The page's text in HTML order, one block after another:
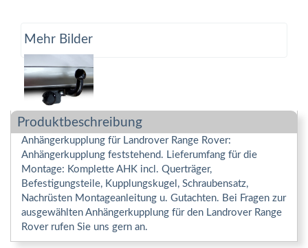
Mehr Bilder
Produktbeschreibung
Anhängerkupplung für Landrover Range Rover:
Anhängerkupplung feststehend. Lieferumfang für die
Montage: Komplette AHK incl. Querträger,
Befestigungsteile, Kupplungskugel, Schraubensatz,
Nachrüsten Montageanleitung u. Gutachten. Bei Fragen zur
ausgewählten Anhängerkupplung für den Landrover Range
Rover rufen Sie uns gern an.